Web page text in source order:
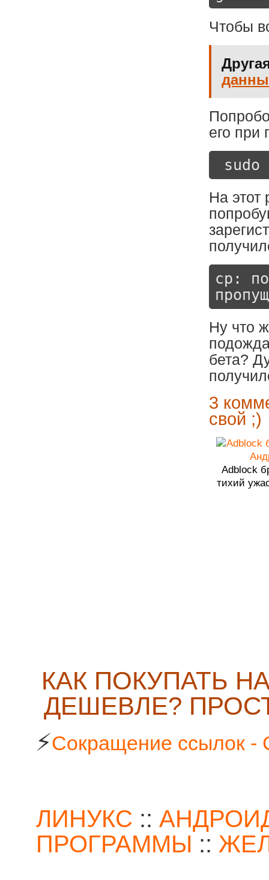
Чтобы
его при
sudo
На этот
cp:
Ну что
бета?
3
свой ;)
Adblock
тихий
КАК ПОКУПАТЬ
ДЕШЕВЛЕ?
⚡Сокращение ссылок -
ЛИНУКС ::
ПРОГРАММЫ ::